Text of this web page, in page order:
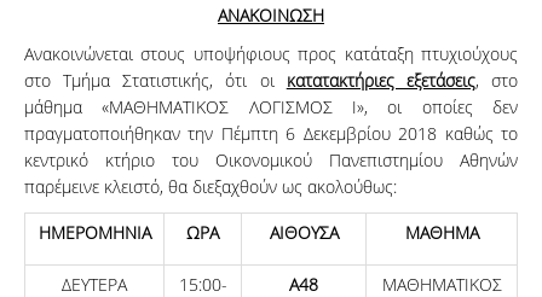
ΑΝΑΚΟΙΝΩΣΗ
Ανακοινώνεται στους υποψήφιους προς κατάταξη πτυχιούχους
στο Τμήμα Στατιστικής, ότι οι κατατακτήριες εξετάσεις, στο
μάθημα «ΜΑΘΗΜΑΤΙΚΟΣ ΛΟΓΙΣΜΟΣ Ι», οι οποίες δεν
πραγματοποιήθηκαν την Πέμπτη 6 Δεκεμβρίου 2018 καθώς το
κεντρικό κτήριο του Οικονομικού Πανεπιστημίου Αθηνών
παρέμεινε κλειστό, θα διεξαχθούν ως ακολούθως:
ΗΜΕΡΟΜΗΝΙΑ
ΩΡΑ ΑΙΘΟΥΣΑ ΜΑΘΗΜΑ
ΔΕΥΤΕΡΑ
15:00-
Α48
ΜΑΘΗΜΑΤΙΚΟΣ